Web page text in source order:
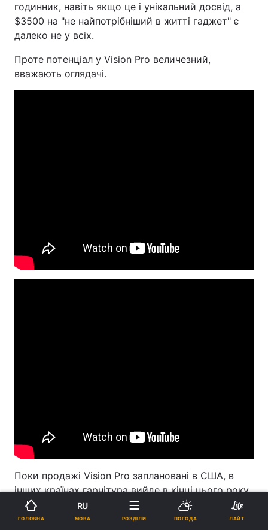
годинник, навіть якщо це і унікальний досвід, а
$3500 на "не найпотрібніший в житті гаджет" є
далеко не у всіх.
Проте потенціал у Vision Pro величезний,
вважають оглядачі.
Поки продажі Vision Pro заплановані в США, в
інших країнах гарнітура вийде в кінці цього року
або на початку наступного. Apple також
готує
спрощену версію
"прошки" вдвічі дешевше, щоб
ГОЛОВНА
RU
МОВА РОЗДІЛИ ПОГОДА ЛАЙТ